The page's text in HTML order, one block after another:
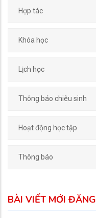
Hợp tác
Khóa học
Lịch học
Thông báo chiêu sinh
Hoạt động học tập
Thông báo
BÀI VIẾT MỚI ĐĂNG